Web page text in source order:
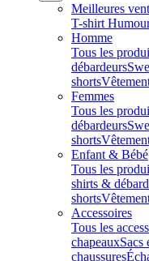
Meilleures
T-shirt
Homme
Tous les
débardeurs
shorts
Femmes
Tous les
débardeurs
shorts
Enfant & Bébé
Tous les
shirts &
shorts
Accessoires
Tous les
chapeauxSacs
chaussures